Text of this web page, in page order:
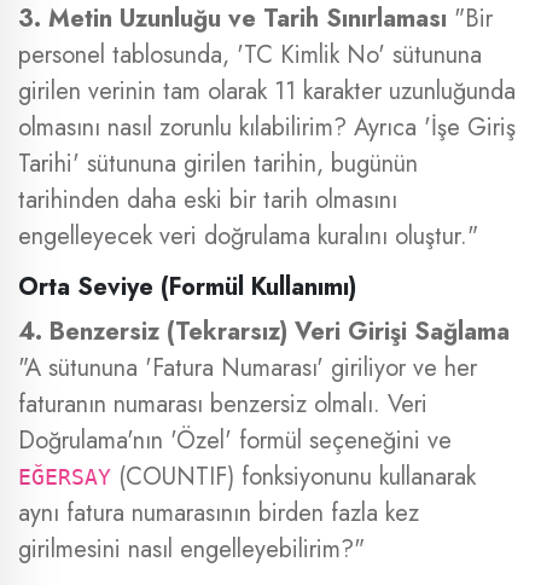
3. Metin Uzunluğu ve Tarih Sınırlaması "Bir
personel tablosunda, 'TC Kimlik No' sütununa
girilen verinin tam olarak 11 karakter uzunluğunda
olmasını nasıl zorunlu kılabilirim? Ayrıca 'İşe Giriş
Tarihi' sütununa girilen tarihin, bugünün
tarihinden daha eski bir tarih olmasını
engelleyecek veri doğrulama kuralını oluştur."
Orta Seviye (Formül Kullanımı)
4. Benzersiz (Tekrarsız) Veri Girişi Sağlama
"A sütununa 'Fatura Numarası' giriliyor ve her
faturanın numarası benzersiz olmalı. Veri
Doğrulama'nın 'Özel' formül seçeneğini ve
EĞERSAY (COUNTIF) fonksiyonunu kullanarak
aynı fatura numarasının birden fazla kez
girilmesini nasıl engelleyebilirim?"